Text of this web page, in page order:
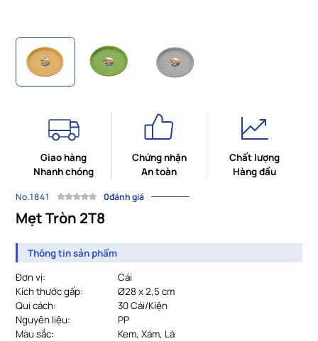
Giao hàng
Nhanh chóng
Chứng nhận
An toàn
Chất lượng
Hàng đầu
No.1841 0đánh giá
Mẹt Tròn 2T8
Thông tin sản phẩm
Đơn vị:
Cái
Kích thước gấp:
Ø28 x 2,5 cm
Qui cách:
				30
Cái/Kiện
Nguyên liệu:
PP
Màu sắc:
				Kem, Xám, Lá